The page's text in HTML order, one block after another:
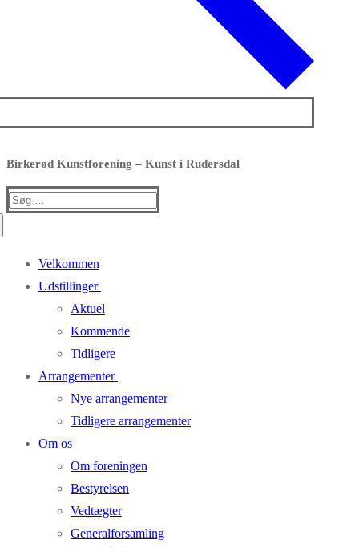
Birkerød Kunstforening – Kunst i Rudersdal
Søg
Velkommen
Udstillinger
Aktuel
Kommende
Tidligere
Arrangementer
Nye arrangementer
Tidligere arrangementer
Om os
Om foreningen
Bestyrelsen
Vedtægter
Generalforsamling